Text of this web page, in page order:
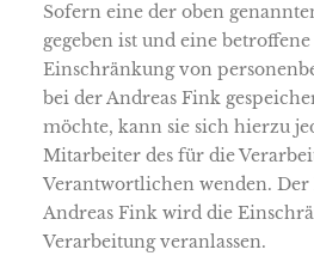
Sofern eine der oben
gegeben ist und eine
Einschränkung von
bei der Andreas Fink
möchte, kann sie sich hierzu
Mitarbeiter des für die
Verantwortlichen wenden.
Andreas Fink wird die
Verarbeitung veranlassen.